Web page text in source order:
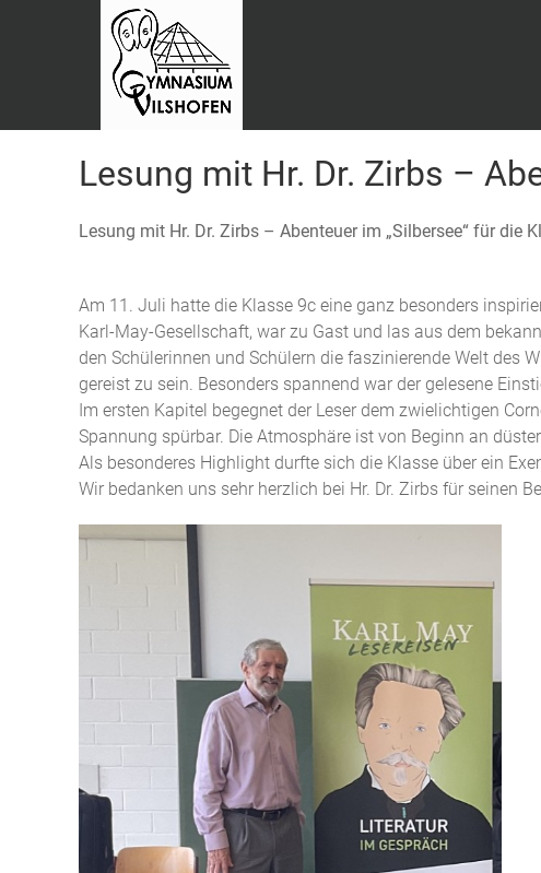
Lesung mit Hr. Dr. Zirbs –
Lesung mit Hr. Dr. Zirbs – Abenteuer im „Silbersee“ für die
Am 11. Juli hatte die Klasse 9c eine ganz besonders
Karl-May-Gesellschaft, war zu Gast und las aus dem
den Schülerinnen und Schülern die faszinierende Welt des
gereist zu sein. Besonders spannend war der gelesene
Im ersten Kapitel begegnet der Leser dem zwielichtigen
Spannung spürbar. Die Atmosphäre ist von Beginn an
Als besonderes Highlight durfte sich die Klasse über ein
Wir bedanken uns sehr herzlich bei Hr. Dr. Zirbs für seinen